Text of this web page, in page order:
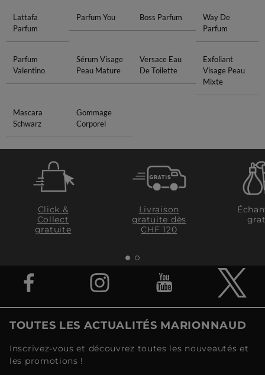
Lattafa
Parfum
Parfum You Boss Parfum
Way De
Parfum
Parfum
Valentino
Sérum Visage
Peau Mature
Versace Eau
De Toilette
Exfoliant
Visage Peau
Mixte
Mascara
Schwarz
Gommage
Corporel
Click &
Collect
gratuite
Livraison
gratuite dès
CHF 120
TOUTES LES ACTUALITÉS MARIONNAUD
Inscrivez-vous et découvrez toutes les nouveautés et
les promotions !